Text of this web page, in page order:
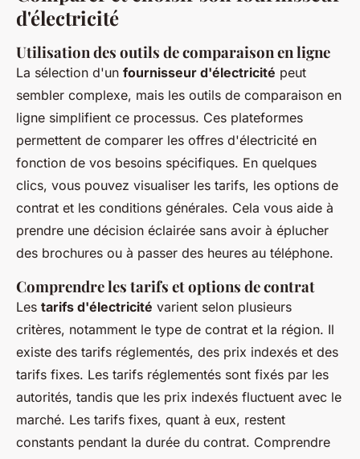
d'électricité
Utilisation des outils de comparaison en ligne
La sélection d'un fournisseur d'électricité peut
sembler complexe, mais les outils de comparaison en
ligne simplifient ce processus. Ces plateformes
permettent de comparer les offres d'électricité en
fonction de vos besoins spécifiques. En quelques
clics, vous pouvez visualiser les tarifs, les options de
contrat et les conditions générales. Cela vous aide à
prendre une décision éclairée sans avoir à éplucher
des brochures ou à passer des heures au téléphone.
Comprendre les tarifs et options de contrat
Les tarifs d'électricité varient selon plusieurs
critères, notamment le type de contrat et la région. Il
existe des tarifs réglementés, des prix indexés et des
tarifs fixes. Les tarifs réglementés sont fixés par les
autorités, tandis que les prix indexés fluctuent avec le
marché. Les tarifs fixes, quant à eux, restent
constants pendant la durée du contrat. Comprendre